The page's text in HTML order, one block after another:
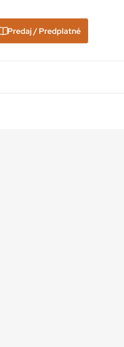
Predaj / Predplatné